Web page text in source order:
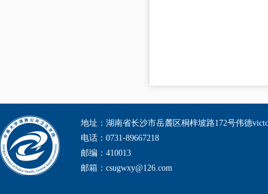
地址：湖南省长沙市岳麓区桐梓坡路172号伟德
电话：0731-89667218
邮编：410013
邮箱：csugwxy@126.com